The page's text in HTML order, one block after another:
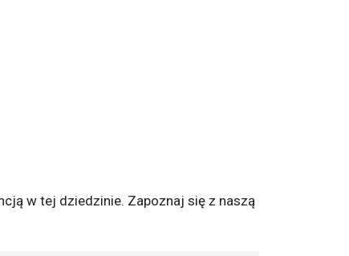
w tej dziedzinie. Zapoznaj się z naszą